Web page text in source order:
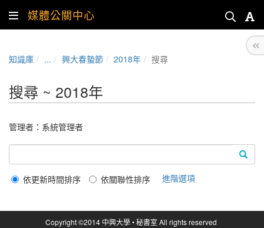
媒體公關中心
知識庫 ... 興大春蟄節 2018年 搜尋
搜尋 ~ 2018年
管理者： 系統管理者
依更新時間排序 依關聯性排序 進階選項
Copyright ©2014 中興大學 • 秘書室 All rights reserved